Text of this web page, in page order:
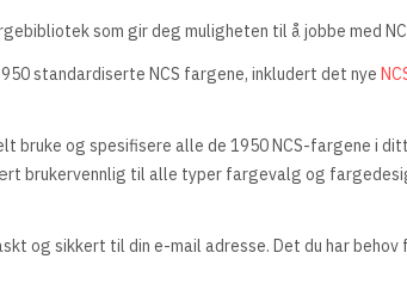
som gir deg muligheten til å jobbe med
standardiserte NCS fargene, inkludert det nye
bruke og spesifisere alle de 1950 NCS-fargene
brukervennlig til alle typer fargevalg og
og sikkert til din e-mail adresse. Det du har